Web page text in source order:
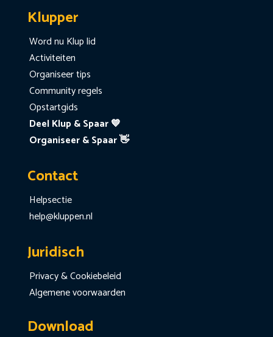
Klupper
Word nu Klup lid
Activiteiten
Organiseer tips
Community regels
Opstartgids
Deel Klup & Spaar 💙
Organiseer & Spaar 👋
Contact
Helpsectie
help@kluppen.nl
Juridisch
Privacy & Cookiebeleid
Algemene voorwaarden
Download